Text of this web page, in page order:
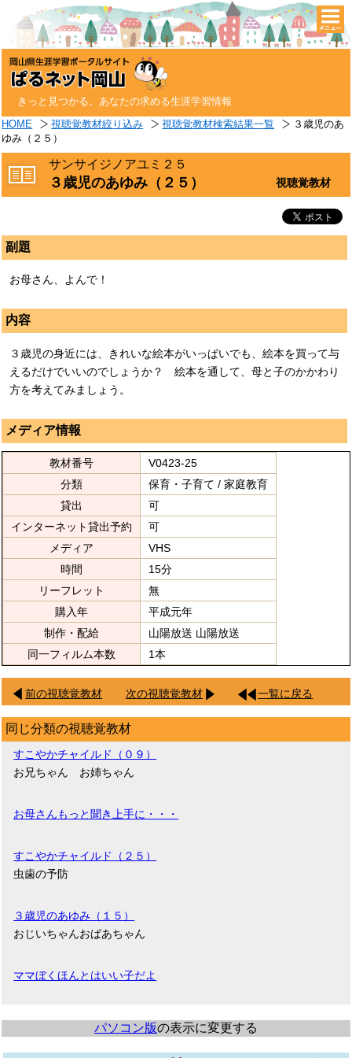
きっと見つかる。あなたの求める生涯学習情報
HOME 視聴覚教材絞り込み 視聴覚教材検索結果一覧
３歳児のあ
ゆみ（２５）
サンサイジノアユミ２５
３歳児のあゆみ（２５） 視聴覚教材
副題
お母さん、よんで！
内容
３歳児の身近には、きれいな絵本がいっぱいでも、絵本を買って与
えるだけでいいのでしょうか？ 絵本を通して、母と子のかかわり
方を考えてみましょう。
メディア情報
教材番号
V0423-25
分類
保育・子育て / 家庭教育
貸出
可
インターネット貸出予約
可
メディア
VHS
時間
15分
リーフレット
無
購入年
平成元年
制作・配給
山陽放送 山陽放送
同一フィルム本数
1本
前の視聴覚教材 次の視聴覚教材 一覧に戻る
同じ分類の視聴覚教材
すこやかチャイルド（０９）
お兄ちゃん お姉ちゃん
お母さんもっと聞き上手に・・・
すこやかチャイルド（２５）
虫歯の予防
３歳児のあゆみ（１５）
おじいちゃんおばあちゃん
ママぼくほんとはいい子だよ
パソコン版の表示に変更する